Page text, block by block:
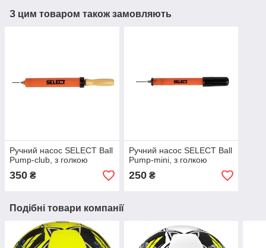
З цим товаром також замовляють
Ручний насос SELECT Ball
Pump-club, з голкою
350 ₴
Ручний насос SELECT Ball
Pump-mini, з голкою
250₴
Подібні товари компанії